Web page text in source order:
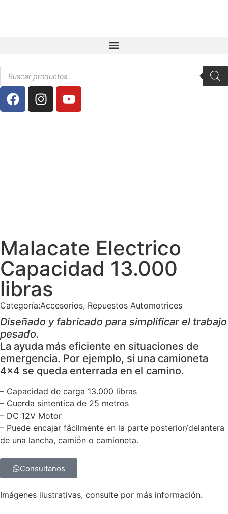
Malacate Electrico
Capacidad 13.000
libras
Categoría:Accesorios, Repuestos Automotrices
Diseñado y fabricado para simplificar el trabajo
pesado.
La ayuda más eficiente en situaciones de
emergencia. Por ejemplo, si una camioneta
4×4 se queda enterrada en el camino.
– Capacidad de carga 13.000 libras
– Cuerda sintentica de 25 metros
– DC 12V Motor
– Puede encajar fácilmente en la parte posterior/delantera
de una lancha, camión o camioneta.
Consultanos
Imágenes ilustrativas, consulte por más información.